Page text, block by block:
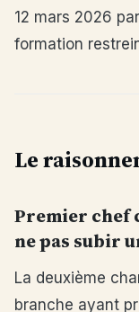
12 mars 2026
formation
Le
Premier chef
ne pas subir
La deuxième
branche ayant